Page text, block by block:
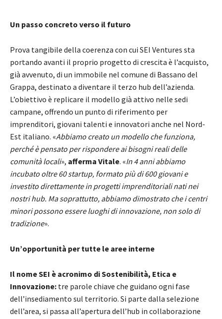
Un passo concreto verso il futuro
Prova tangibile della coerenza con cui SEI Ventures sta
portando avanti il proprio progetto di crescita è l’acquisto,
già avvenuto, di un immobile nel comune di Bassano del
Grappa, destinato a diventare il terzo hub dell’azienda.
L’obiettivo è replicare il modello già attivo nelle sedi
campane, offrendo un punto di riferimento per
imprenditori, giovani talenti e innovatori anche nel Nord-
Est italiano. «Abbiamo creato un modello che funziona,
perché è pensato per rispondere ai bisogni reali delle
comunità locali», afferma Vitale. «In 4 anni abbiamo
incubato oltre 60 startup, formato più di 600 giovani e
investito direttamente in progetti imprenditoriali nati nei
nostri hub. Ma soprattutto, abbiamo dimostrato che i centri
minori possono essere luoghi di innovazione, non solo di
tradizione».
Un’opportunità per tutte le aree interne
Il nome SEI è acronimo di Sostenibilità, Etica e
Innovazione: tre parole chiave che guidano ogni fase
dell’insediamento sul territorio. Si parte dalla selezione
dell’area, si passa all’apertura dell’hub in collaborazione